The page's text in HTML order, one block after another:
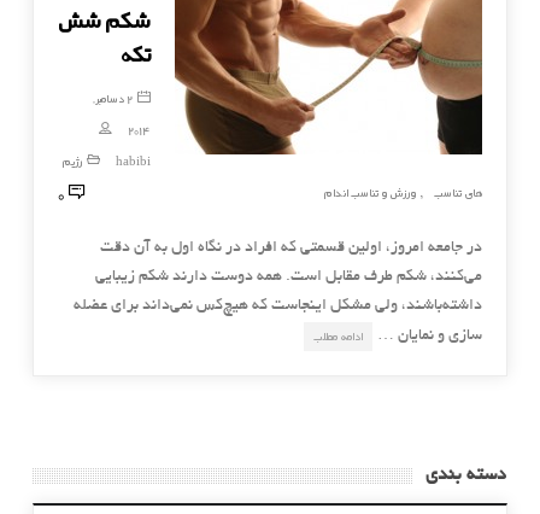
شکم شش
تکه
2 دسامبر,
2014
habibi
رژیم
های تناسب
, ورزش و تناسب اندام 0
در جامعه امروز، اولین قسمتی که افراد در نگاه اول به آن دقت
می‌کنند، شکم طرف مقابل است. همه دوست دارند شکم زیبایی
داشته‌باشند، ولی مشکل اینجاست که هیچ‌کس نمی‌داند برای عضله
سازی و نمایان …
ادامه مطلب
دسته بندی